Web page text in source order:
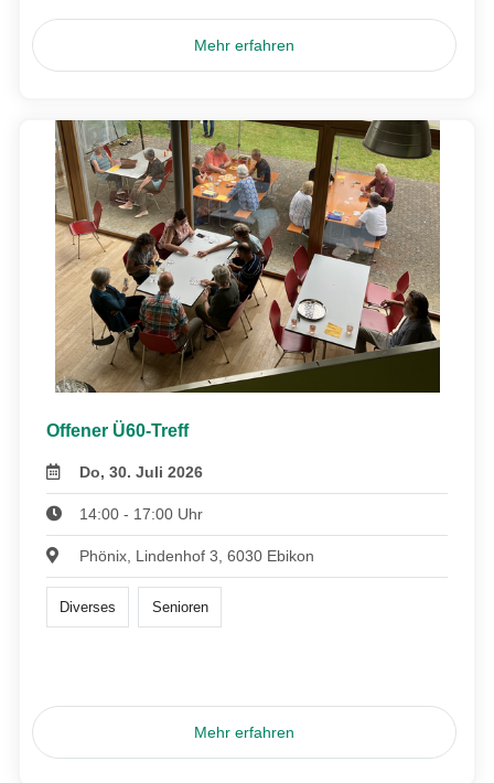
Mehr erfahren
Offener Ü60-Treff
Do, 30. Juli 2026
14:00 - 17:00 Uhr
Phönix, Lindenhof 3, 6030 Ebikon
Diverses Senioren
Mehr erfahren